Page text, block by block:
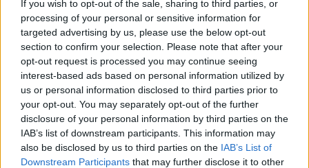
If you wish to opt-out of the sale, sharing to third parties, or
processing of your personal or sensitive information for
targeted advertising by us, please use the below opt-out
section to confirm your selection. Please note that after your
opt-out request is processed you may continue seeing
interest-based ads based on personal information utilized by
us or personal information disclosed to third parties prior to
your opt-out. You may separately opt-out of the further
disclosure of your personal information by third parties on the
IAB’s list of downstream participants. This information may
also be disclosed by us to third parties on the IAB’s List of
Downstream Participants that may further disclose it to other